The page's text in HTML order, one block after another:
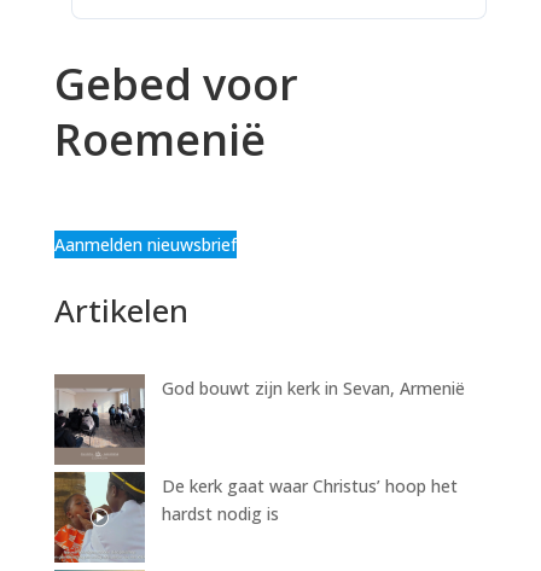
Gebed voor
Roemenië
Aanmelden nieuwsbrief
Artikelen
God bouwt zijn kerk in Sevan, Armenië
De kerk gaat waar Christus’ hoop het
hardst nodig is